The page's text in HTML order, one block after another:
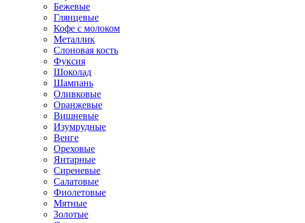
Бежевые
Глянцевые
Кофе с молоком
Металлик
Слоновая кость
Фуксия
Шоколад
Шампань
Оливковые
Оранжевые
Вишневые
Изумрудные
Венге
Ореховые
Янтарные
Сиреневые
Салатовые
Фиолетовые
Мятные
Золотые